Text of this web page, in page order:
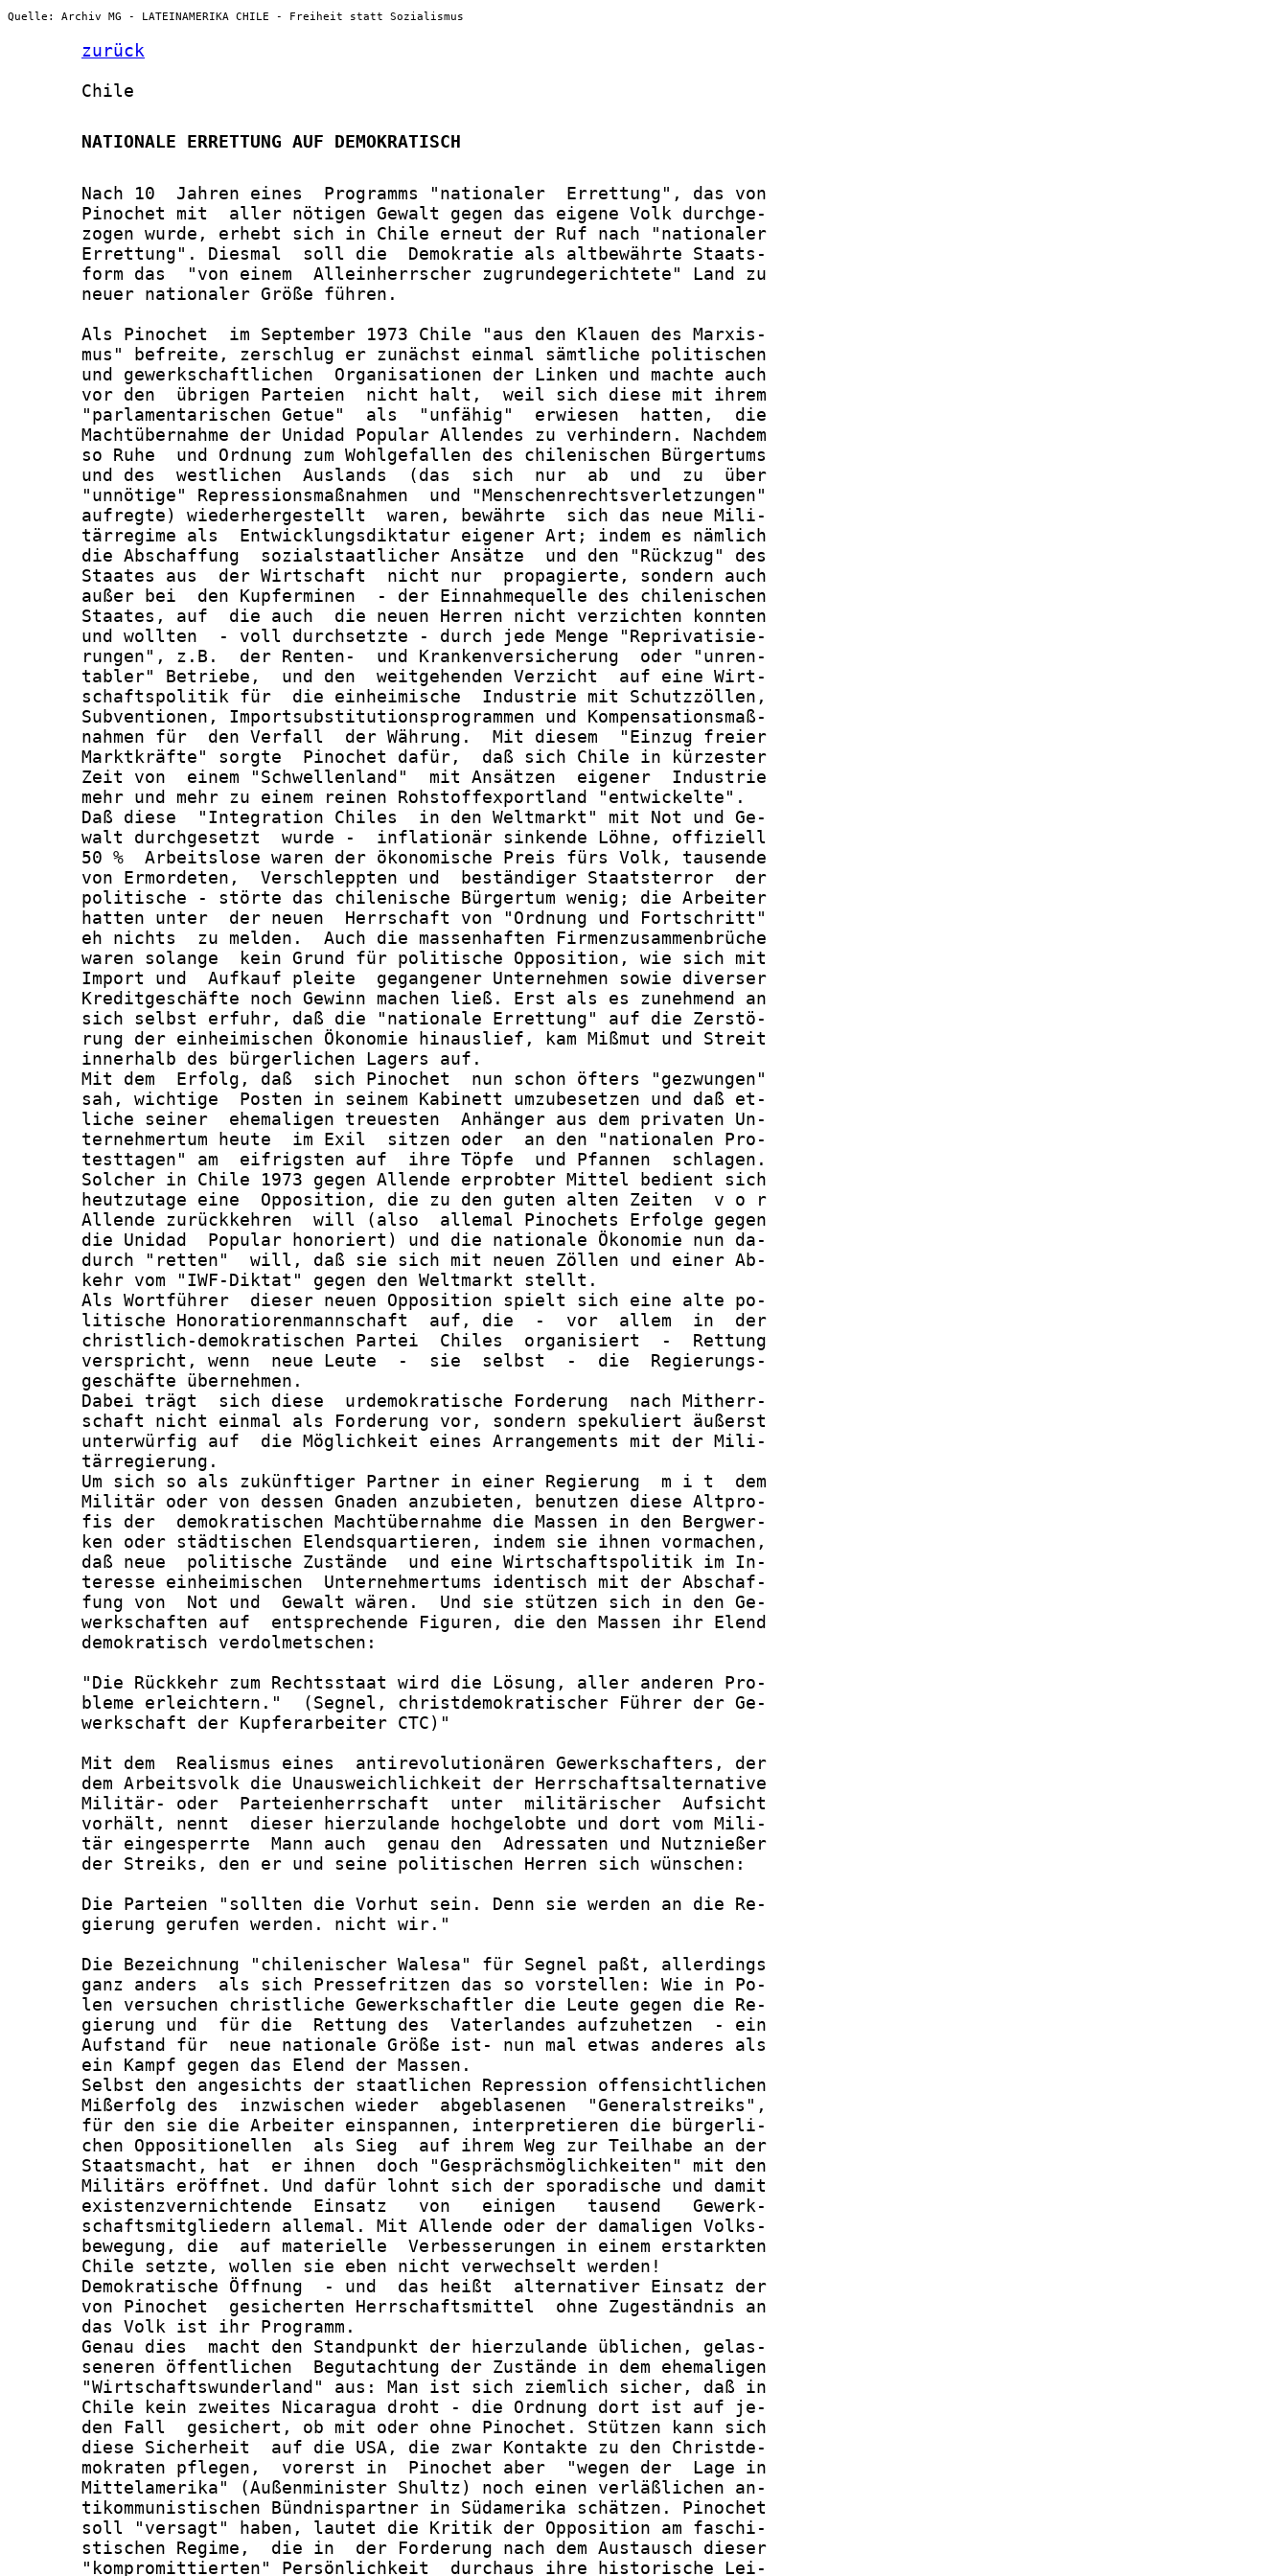
Quelle: Archiv MG - LATEINAMERIKA CHILE - Freiheit statt Sozialismus
zurück
       Chile
       NATIONALE ERRETTUNG AUF DEMOKRATISCH
       Nach 10  Jahren eines  Programms "nationaler  Errettung", das von
       Pinochet mit  aller nötigen Gewalt gegen das eigene Volk durchge-
       zogen wurde, erhebt sich in Chile erneut der Ruf nach "nationaler
       Errettung". Diesmal  soll die  Demokratie als altbewährte Staats-
       form das  "von einem  Alleinherrscher zugrundegerichtete" Land zu
       neuer nationaler Größe führen.
       Als Pinochet  im September 1973 Chile "aus den Klauen des Marxis-
       mus" befreite, zerschlug er zunächst einmal sämtliche politischen
       und gewerkschaftlichen  Organisationen der Linken und machte auch
       vor den  übrigen Parteien  nicht halt,  weil sich diese mit ihrem
       "parlamentarischen Getue"  als  "unfähig"  erwiesen  hatten,  die
       Machtübernahme der Unidad Popular Allendes zu verhindern. Nachdem
       so Ruhe  und Ordnung zum Wohlgefallen des chilenischen Bürgertums
       und des  westlichen  Auslands  (das  sich  nur  ab  und  zu  über
       "unnötige" Repressionsmaßnahmen  und "Menschenrechtsverletzungen"
       aufregte) wiederhergestellt  waren, bewährte  sich das neue Mili-
       tärregime als  Entwicklungsdiktatur eigener Art; indem es nämlich
       die Abschaffung  sozialstaatlicher Ansätze  und den "Rückzug" des
       Staates aus  der Wirtschaft  nicht nur  propagierte, sondern auch
       außer bei  den Kupferminen  - der Einnahmequelle des chilenischen
       Staates, auf  die auch  die neuen Herren nicht verzichten konnten
       und wollten  - voll durchsetzte - durch jede Menge "Reprivatisie-
       rungen", z.B.  der Renten-  und Krankenversicherung  oder "unren-
       tabler" Betriebe,  und den  weitgehenden Verzicht  auf eine Wirt-
       schaftspolitik für  die einheimische  Industrie mit Schutzzöllen,
       Subventionen, Importsubstitutionsprogrammen und Kompensationsmaß-
       nahmen für  den Verfall  der Währung.  Mit diesem  "Einzug freier
       Marktkräfte" sorgte  Pinochet dafür,  daß sich Chile in kürzester
       Zeit von  einem "Schwellenland"  mit Ansätzen  eigener  Industrie
       mehr und mehr zu einem reinen Rohstoffexportland "entwickelte".
       Daß diese  "Integration Chiles  in den Weltmarkt" mit Not und Ge-
       walt durchgesetzt  wurde -  inflationär sinkende Löhne, offiziell
       50 %  Arbeitslose waren der ökonomische Preis fürs Volk, tausende
       von Ermordeten,  Verschleppten und  beständiger Staatsterror  der
       politische - störte das chilenische Bürgertum wenig; die Arbeiter
       hatten unter  der neuen  Herrschaft von "Ordnung und Fortschritt"
       eh nichts  zu melden.  Auch die massenhaften Firmenzusammenbrüche
       waren solange  kein Grund für politische Opposition, wie sich mit
       Import und  Aufkauf pleite  gegangener Unternehmen sowie diverser
       Kreditgeschäfte noch Gewinn machen ließ. Erst als es zunehmend an
       sich selbst erfuhr, daß die "nationale Errettung" auf die Zerstö-
       rung der einheimischen Ökonomie hinauslief, kam Mißmut und Streit
       innerhalb des bürgerlichen Lagers auf.
       Mit dem  Erfolg, daß  sich Pinochet  nun schon öfters "gezwungen"
       sah, wichtige  Posten in seinem Kabinett umzubesetzen und daß et-
       liche seiner  ehemaligen treuesten  Anhänger aus dem privaten Un-
       ternehmertum heute  im Exil  sitzen oder  an den "nationalen Pro-
       testtagen" am  eifrigsten auf  ihre Töpfe  und Pfannen  schlagen.
       Solcher in Chile 1973 gegen Allende erprobter Mittel bedient sich
       heutzutage eine  Opposition, die zu den guten alten Zeiten  v o r
       Allende zurückkehren  will (also  allemal Pinochets Erfolge gegen
       die Unidad  Popular honoriert) und die nationale Ökonomie nun da-
       durch "retten"  will, daß sie sich mit neuen Zöllen und einer Ab-
       kehr vom "IWF-Diktat" gegen den Weltmarkt stellt.
       Als Wortführer  dieser neuen Opposition spielt sich eine alte po-
       litische Honoratiorenmannschaft  auf, die  -  vor  allem  in  der
       christlich-demokratischen Partei  Chiles  organisiert  -  Rettung
       verspricht, wenn  neue Leute  -  sie  selbst  -  die  Regierungs-
       geschäfte übernehmen.
       Dabei trägt  sich diese  urdemokratische Forderung  nach Mitherr-
       schaft nicht einmal als Forderung vor, sondern spekuliert äußerst
       unterwürfig auf  die Möglichkeit eines Arrangements mit der Mili-
       tärregierung.
       Um sich so als zukünftiger Partner in einer Regierung  m i t  dem
       Militär oder von dessen Gnaden anzubieten, benutzen diese Altpro-
       fis der  demokratischen Machtübernahme die Massen in den Bergwer-
       ken oder städtischen Elendsquartieren, indem sie ihnen vormachen,
       daß neue  politische Zustände  und eine Wirtschaftspolitik im In-
       teresse einheimischen  Unternehmertums identisch mit der Abschaf-
       fung von  Not und  Gewalt wären.  Und sie stützen sich in den Ge-
       werkschaften auf  entsprechende Figuren, die den Massen ihr Elend
       demokratisch verdolmetschen:
       "Die Rückkehr zum Rechtsstaat wird die Lösung, aller anderen Pro-
       bleme erleichtern."  (Segnel, christdemokratischer Führer der Ge-
       werkschaft der Kupferarbeiter CTC)"
       Mit dem  Realismus eines  antirevolutionären Gewerkschafters, der
       dem Arbeitsvolk die Unausweichlichkeit der Herrschaftsalternative
       Militär- oder  Parteienherrschaft  unter  militärischer  Aufsicht
       vorhält, nennt  dieser hierzulande hochgelobte und dort vom Mili-
       tär eingesperrte  Mann auch  genau den  Adressaten und Nutznießer
       der Streiks, den er und seine politischen Herren sich wünschen:
       Die Parteien "sollten die Vorhut sein. Denn sie werden an die Re-
       gierung gerufen werden. nicht wir."
       Die Bezeichnung "chilenischer Walesa" für Segnel paßt, allerdings
       ganz anders  als sich Pressefritzen das so vorstellen: Wie in Po-
       len versuchen christliche Gewerkschaftler die Leute gegen die Re-
       gierung und  für die  Rettung des  Vaterlandes aufzuhetzen  - ein
       Aufstand für  neue nationale Größe ist- nun mal etwas anderes als
       ein Kampf gegen das Elend der Massen.
       Selbst den angesichts der staatlichen Repression offensichtlichen
       Mißerfolg des  inzwischen wieder  abgeblasenen  "Generalstreiks",
       für den sie die Arbeiter einspannen, interpretieren die bürgerli-
       chen Oppositionellen  als Sieg  auf ihrem Weg zur Teilhabe an der
       Staatsmacht, hat  er ihnen  doch "Gesprächsmöglichkeiten" mit den
       Militärs eröffnet. Und dafür lohnt sich der sporadische und damit
       existenzvernichtende  Einsatz   von   einigen   tausend   Gewerk-
       schaftsmitgliedern allemal. Mit Allende oder der damaligen Volks-
       bewegung, die  auf materielle  Verbesserungen in einem erstarkten
       Chile setzte, wollen sie eben nicht verwechselt werden!
       Demokratische Öffnung  - und  das heißt  alternativer Einsatz der
       von Pinochet  gesicherten Herrschaftsmittel  ohne Zugeständnis an
       das Volk ist ihr Programm.
       Genau dies  macht den Standpunkt der hierzulande üblichen, gelas-
       seneren öffentlichen  Begutachtung der Zustände in dem ehemaligen
       "Wirtschaftswunderland" aus: Man ist sich ziemlich sicher, daß in
       Chile kein zweites Nicaragua droht - die Ordnung dort ist auf je-
       den Fall  gesichert, ob mit oder ohne Pinochet. Stützen kann sich
       diese Sicherheit  auf die USA, die zwar Kontakte zu den Christde-
       mokraten pflegen,  vorerst in  Pinochet aber  "wegen der  Lage in
       Mittelamerika" (Außenminister Shultz) noch einen verläßlichen an-
       tikommunistischen Bündnispartner in Südamerika schätzen. Pinochet
       soll "versagt" haben, lautet die Kritik der Opposition am faschi-
       stischen Regime,  die in  der Forderung nach dem Austausch dieser
       "kompromittierten" Persönlichkeit  durchaus ihre historische Lei-